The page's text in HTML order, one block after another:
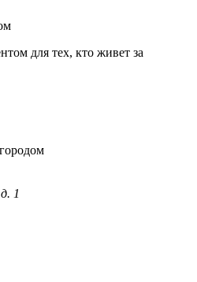
для тех, кто живет за
1